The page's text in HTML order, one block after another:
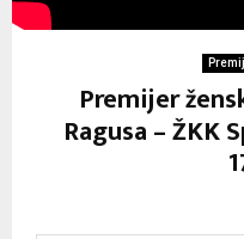
Premijer
Ragusa – ŽKK